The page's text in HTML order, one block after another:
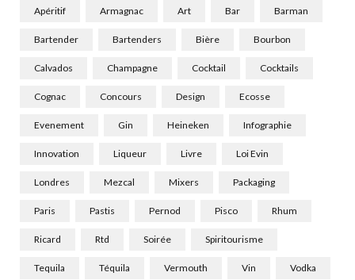
Apéritif Armagnac Art Bar Barman
Bartender Bartenders Bière Bourbon
Calvados Champagne Cocktail Cocktails
Cognac Concours Design Ecosse
Evenement Gin Heineken Infographie
Innovation Liqueur Livre Loi Evin
Londres Mezcal Mixers Packaging
Paris Pastis Pernod Pisco Rhum
Ricard Rtd Soirée Spiritourisme
Tequila Téquila Vermouth Vin Vodka